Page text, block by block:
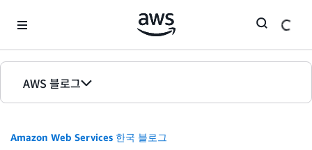
AWS 블로그
홈
Amazon Web Services 한국 블로그